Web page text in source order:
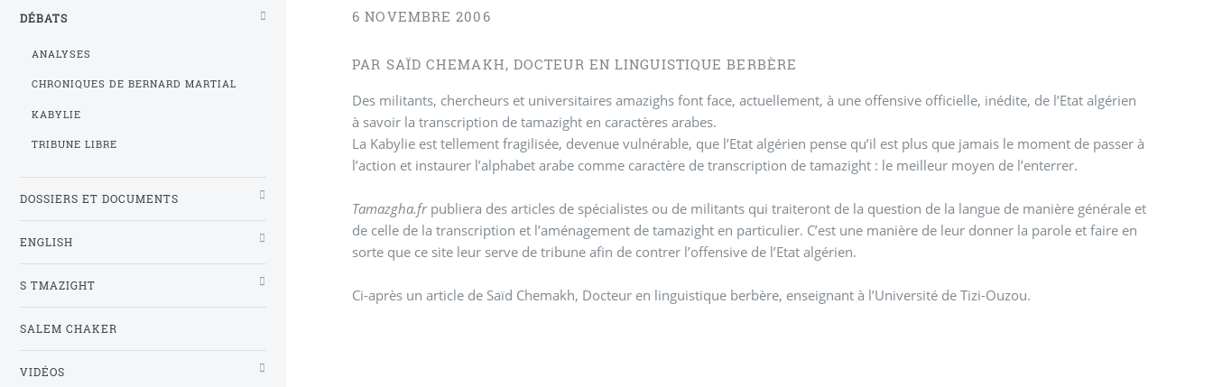
6 NOVEMBRE 2006
PAR SAÏD CHEMAKH, DOCTEUR EN LINGUISTIQUE BERBÈRE
Des militants, chercheurs et universitaires amazighs font face, actuellement, à une offensive officielle, inédite, de l’Etat algérien
à savoir la transcription de tamazight en caractères arabes.
La Kabylie est tellement fragilisée, devenue vulnérable, que l’Etat algérien pense qu’il est plus que jamais le moment de passer à
l’action et instaurer l’alphabet arabe comme caractère de transcription de tamazight : le meilleur moyen de l’enterrer.
Tamazgha.frpubliera des articles de spécialistes ou de militants qui traiteront de la question de la langue de manière générale et
de celle de la transcription et l’aménagement de tamazight en particulier. C’est une manière de leur donner la parole et faire en
sorte que ce site leur serve de tribune afin de contrer l’offensive de l’Etat algérien.
Ci-après un article de Saïd Chemakh, Docteur en linguistique berbère, enseignant à l’Université de Tizi-Ouzou.
DÉBATS
ANALYSES
CHRONIQUES DE BERNARD MARTIAL
KABYLIE
TRIBUNE LIBRE
DOSSIERS ET DOCUMENTS
ENGLISH
S TMAZIGHT
SALEM CHAKER
VIDÉOS